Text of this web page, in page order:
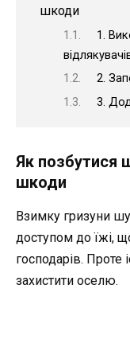
шкоди
1.
2.
3.
Як позбутися
шкоди
Взимку гризуни
доступом до їжі,
господарів. Проте
захистити оселю.